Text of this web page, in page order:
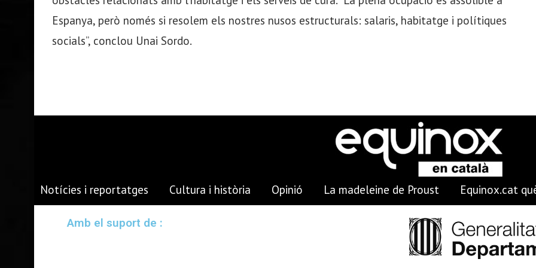
Espanya, però només si resolem els nostres nusos estructurals: salaris, habitatge i polítiques
socials”, conclou Unai Sordo.
Notícies i reportatges Cultura i història Opinió La madeleine de Proust Equinox.cat
Amb el suport de :